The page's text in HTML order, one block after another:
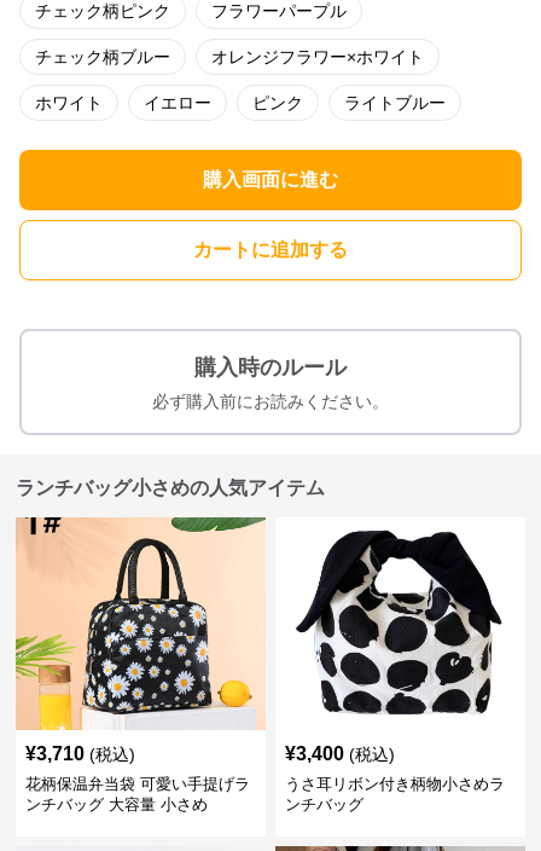
チェック柄ピンク フラワーパープル
チェック柄ブルー オレンジフラワー×ホワイト
ホワイト イエロー ピンク ライトブルー
購入画面に進む
カートに追加する
購入時のルール
必ず購入前にお読みください。
ランチバッグ小さめの人気アイテム
¥3,710 (税込)
花柄保温弁当袋 可愛い手提げラ
ンチバッグ 大容量 小さめ
¥3,400 (税込)
うさ耳リボン付き柄物小さめラ
ンチバッグ